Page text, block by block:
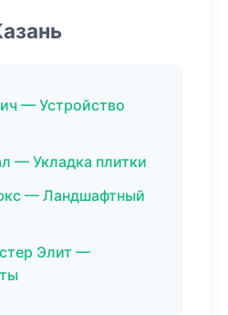
— Устройство
— Укладка плитки
— Ландшафтный
Элит —